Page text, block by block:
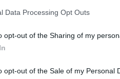
Data Processing Opt Outs
opt-out of the Sharing of my
opt-out of the Sale of my Personal